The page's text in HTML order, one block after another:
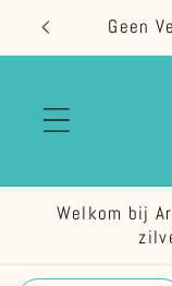
naar de
content
Geen
Welkom bij